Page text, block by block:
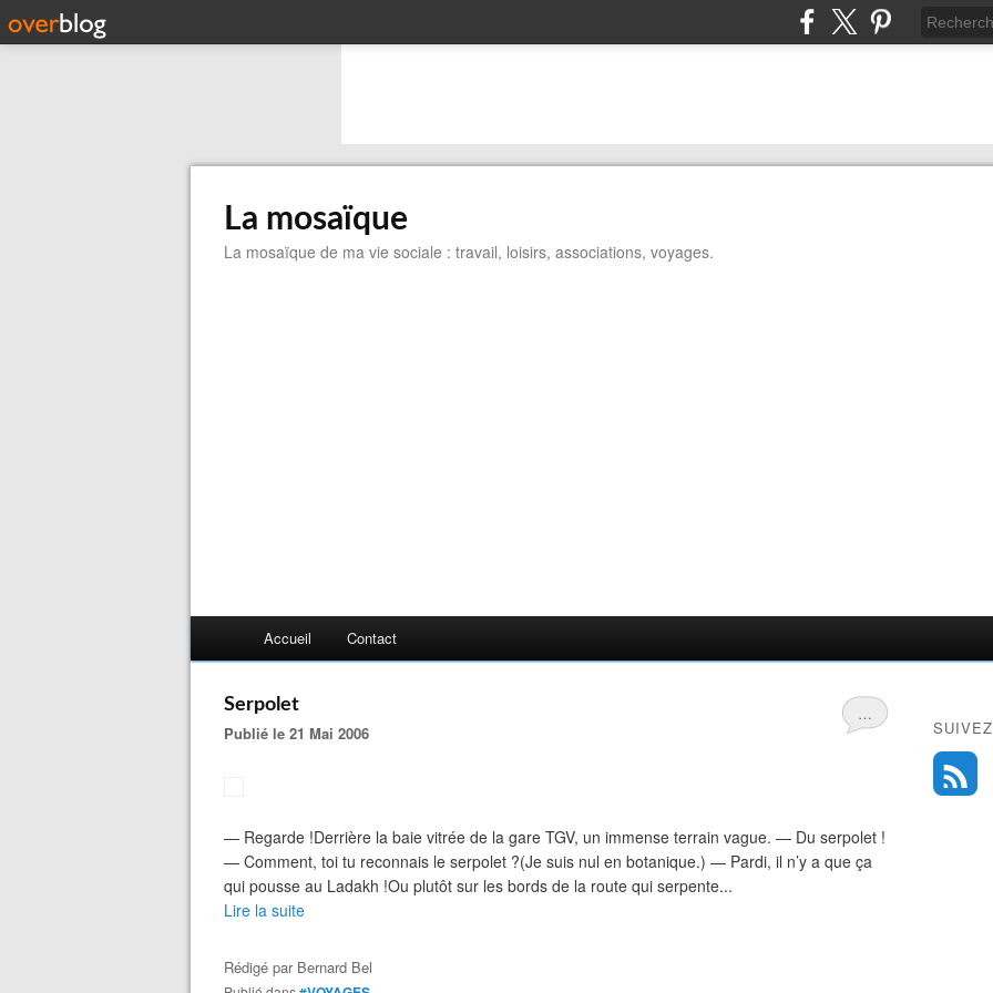
La mosaïque
La mosaïque de ma vie sociale : travail, loisirs, associations, voyages.
Accueil Contact
…
Serpolet
Publié le 21 Mai 2006
— Regarde !Derrière la baie vitrée de la gare TGV, un immense terrain vague. — Du serpolet !
— Comment, toi tu reconnais le serpolet ?(Je suis nul en botanique.) — Pardi, il n’y a que ça
qui pousse au Ladakh !Ou plutôt sur les bords de la route qui serpente...
Lire la suite
Rédigé par Bernard Bel